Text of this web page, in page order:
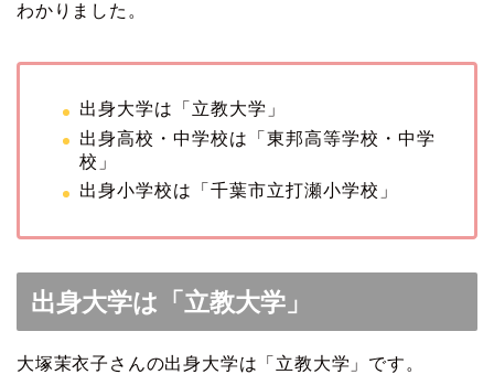
わかりました。
出身大学は「立教大学」
出身高校・中学校は「東邦高等学校・中学
校」
出身小学校は「千葉市立打瀬小学校」
出身大学は「立教大学」
大塚茉衣子さんの出身大学は「立教大学」です。